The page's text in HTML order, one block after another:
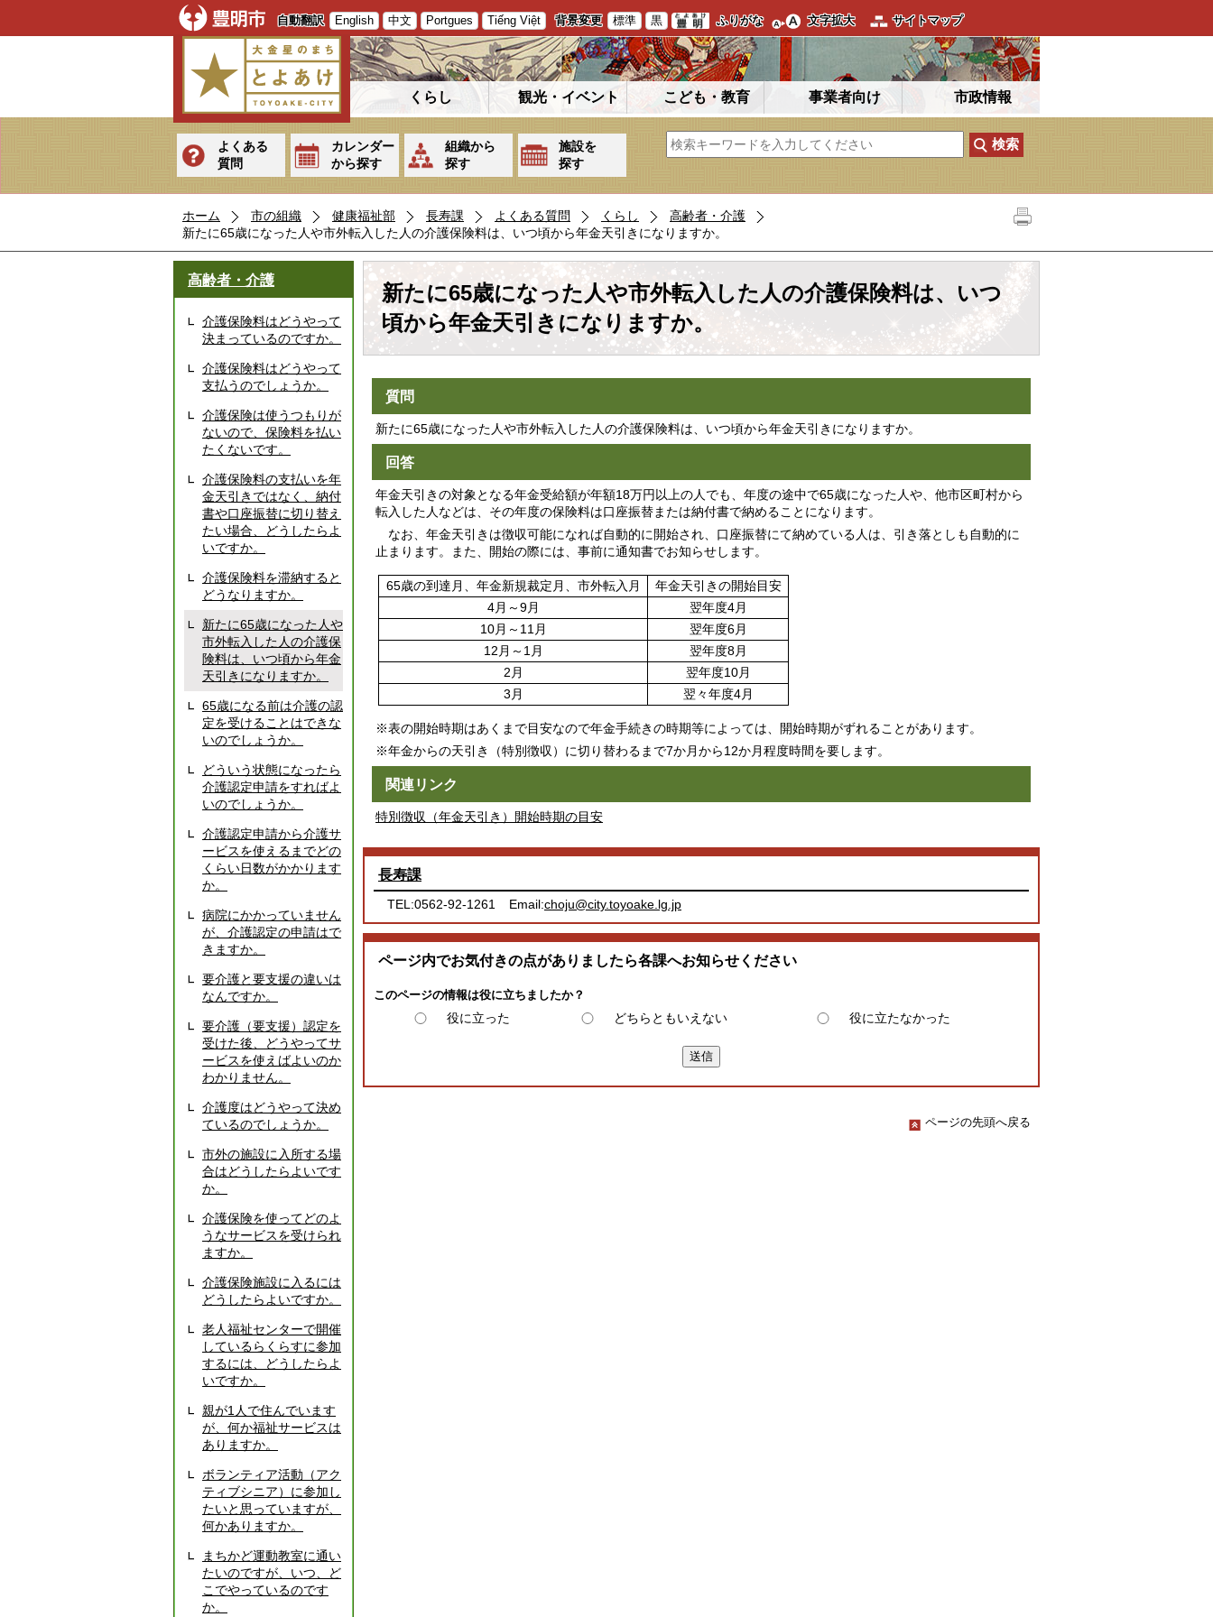
自動翻訳 English 中文 Portgues Tiếng Việt 背景変更 標準 黒 ふりがな 文字拡大 サイトマップ
くらし 観光・イベント こども・教育 事業者向け 市政情報
よくある
質問
カレンダー
から探す
組織から
探す
施設を
探す
ホーム 市の組織 健康福祉部 長寿課 よくある質問 くらし
高齢者・介護
新たに65歳になった人や市外転入した人の介護保険料は、いつ頃から年金天引きになりますか。
高齢者・介護
介護保険料はどうやって
決まっているのですか。
介護保険料はどうやって
支払うのでしょうか。
介護保険は使うつもりが
ないので、保険料を払い
たくないです。
介護保険料の支払いを年
金天引きではなく、納付
書や口座振替に切り替え
たい場合、どうしたらよ
いですか。
介護保険料を滞納すると
どうなりますか。
新たに65歳になった人や
市外転入した人の介護保
険料は、いつ頃から年金
天引きになりますか。
65歳になる前は介護の認
定を受けることはできな
いのでしょうか。
どういう状態になったら
介護認定申請をすればよ
いのでしょうか。
介護認定申請から介護サ
ービスを使えるまでどの
くらい日数がかかります
か。
病院にかかっていません
が、介護認定の申請はで
きますか。
要介護と要支援の違いは
なんですか。
要介護（要支援）認定を
受けた後、どうやってサ
ービスを使えばよいのか
わかりません。
介護度はどうやって決め
ているのでしょうか。
市外の施設に入所する場
合はどうしたらよいです
か。
介護保険を使ってどのよ
うなサービスを受けられ
ますか。
介護保険施設に入るには
どうしたらよいですか。
老人福祉センターで開催
しているらくらすに参加
するには、どうしたらよ
いですか。
親が1人で住んでいます
が、何か福祉サービスは
ありますか。
ボランティア活動（アク
ティブシニア）に参加し
たいと思っていますが、
何かありますか。
まちかど運動教室に通い
たいのですが、いつ、ど
こでやっているのです
か。
新たに65歳になった人や市外転入した人の介護保険料は、いつ
頃から年金天引きになりますか。
質問
新たに65歳になった人や市外転入した人の介護保険料は、いつ頃から年金天引きになりますか。
回答
年金天引きの対象となる年金受給額が年額18万円以上の人でも、年度の途中で65歳になった人や、他市区町村から
転入した人などは、その年度の保険料は口座振替または納付書で納めることになります。
なお、年金天引きは徴収可能になれば自動的に開始され、口座振替にて納めている人は、引き落としも自動的に
止まります。また、開始の際には、事前に通知書でお知らせします。
65歳の到達月、年金新規裁定月、市外転入月
年金天引きの開始目安
4月～9月 翌年度4月
10月～11月 翌年度6月
12 月～1月 翌年度8月
2 月 翌年度10月
3月
翌々年度4月
※表の開始時期はあくまで目安なので年金手続きの時期等によっては、開始時期がずれることがあります。
※年金からの天引き（特別徴収）に切り替わるまで7か月から12か月程度時間を要します。
関連リンク
特別徴収（年金天引き）開始時期の目安
長寿課
TEL:0562-92-1261 Email:choju@city.toyoake.lg.jp
ページ内でお気付きの点がありましたら各課へお知らせください
このページの情報は役に立ちましたか？
役に立った どちらともいえない 役に立たなかった
ページの先頭へ戻る